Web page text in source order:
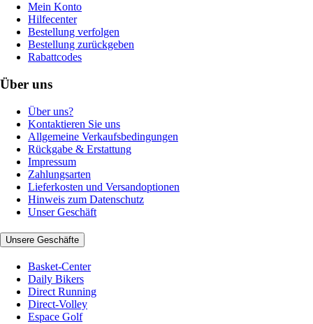
Mein Konto
Hilfecenter
Bestellung verfolgen
Bestellung zurückgeben
Rabattcodes
Über uns
Über uns?
Kontaktieren Sie uns
Allgemeine Verkaufsbedingungen
Rückgabe & Erstattung
Impressum
Zahlungsarten
Lieferkosten und Versandoptionen
Hinweis zum Datenschutz
Unser Geschäft
Unsere Geschäfte
Basket-Center
Daily Bikers
Direct Running
Direct-Volley
Espace Golf